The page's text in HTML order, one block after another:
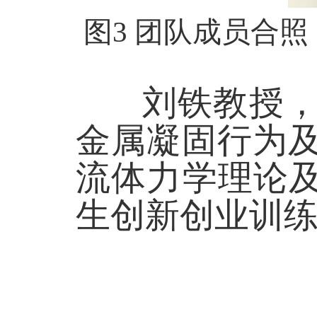
图 3 团队成员合
刘铁教授，
金属凝固行为
流体力学理论
生创新创业训